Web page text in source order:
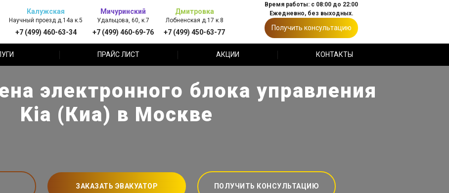
Калужская
Научный проезд д.14а к.5
+7 (499) 460-63-34
Мичуринский
Удальцова, 60, к.7
+7 (499) 460-69-76
Дмитровка
Лобненская д.17 к.8
+7 (499) 450-63-77
Время работы: с 08:00 до 22:00
Ежедневно, без выходных.
Получить консультацию
ПРАЙС ЛИСТ АКЦИИ КОНТАКТЫ
электронного блока управления
Kia (Киа) в Москве
ЗАКАЗАТЬ ЭВАКУАТОР ПОЛУЧИТЬ КОНСУЛЬТАЦИЮ